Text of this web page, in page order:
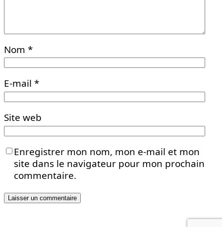
Nom *
E-mail *
Site web
Enregistrer mon nom, mon e-mail et mon
site dans le navigateur pour mon prochain
commentaire.